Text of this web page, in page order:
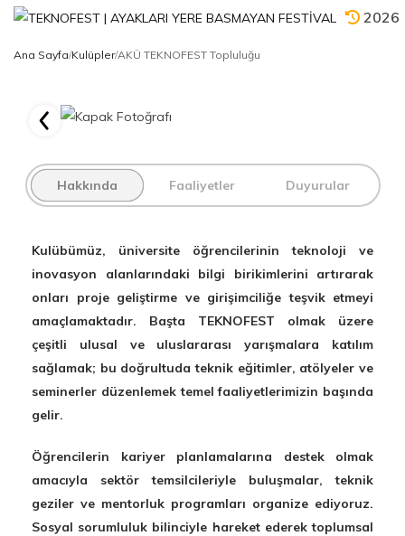
2026
Ana Sayfa/Kulüpler/AKÜ TEKNOFEST Topluluğu
Hakkında Faaliyetler Duyurular
Kulübümüz, üniversite öğrencilerinin teknoloji ve
inovasyon alanlarındaki bilgi birikimlerini artırarak
onları proje geliştirme ve girişimciliğe teşvik etmeyi
amaçlamaktadır. Başta TEKNOFEST olmak üzere
çeşitli ulusal ve uluslararası yarışmalara katılım
sağlamak; bu doğrultuda teknik eğitimler, atölyeler ve
seminerler düzenlemek temel faaliyetlerimizin başında
gelir.
Öğrencilerin kariyer planlamalarına destek olmak
amacıyla sektör temsilcileriyle buluşmalar, teknik
geziler ve mentorluk programları organize ediyoruz.
Sosyal sorumluluk bilinciyle hareket ederek toplumsal